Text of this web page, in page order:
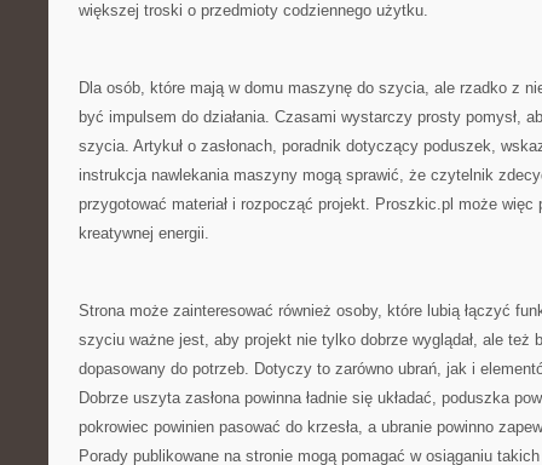
większej troski o przedmioty codziennego użytku.
Dla osób, które mają w domu maszynę do szycia, ale rzadko z
być impulsem do działania. Czasami wystarczy prosty pomysł,
szycia. Artykuł o zasłonach, poradnik dotyczący poduszek,
instrukcja nawlekania maszyny mogą sprawić, że czytelnik
przygotować materiał i rozpocząć projekt. Proszkic.pl może więc
kreatywnej energii.
Strona może zainteresować również osoby, które lubią łączyć
szyciu ważne jest, aby projekt nie tylko dobrze wyglądał, ale też
dopasowany do potrzeb. Dotyczy to zarówno ubrań, jak i
Dobrze uszyta zasłona powinna ładnie się układać, poduszka
pokrowiec powinien pasować do krzesła, a ubranie powinno
Porady publikowane na stronie mogą pomagać w osiąganiu